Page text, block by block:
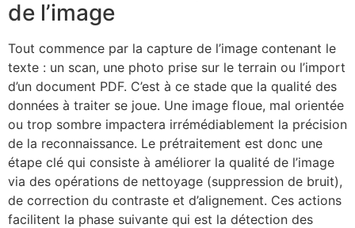
de l’image
Tout commence par la capture de l’image contenant le
texte : un scan, une photo prise sur le terrain ou l’import
d’un document PDF. C’est à ce stade que la qualité des
données à traiter se joue. Une image floue, mal orientée
ou trop sombre impactera irrémédiablement la précision
de la reconnaissance. Le prétraitement est donc une
étape clé qui consiste à améliorer la qualité de l’image
via des opérations de nettoyage (suppression de bruit),
de correction du contraste et d’alignement. Ces actions
facilitent la phase suivante qui est la détection des